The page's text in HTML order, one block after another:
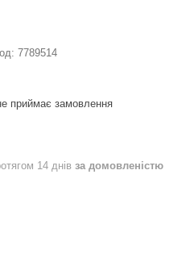
7789514
приймає замовлення
14 днів за домовленістю